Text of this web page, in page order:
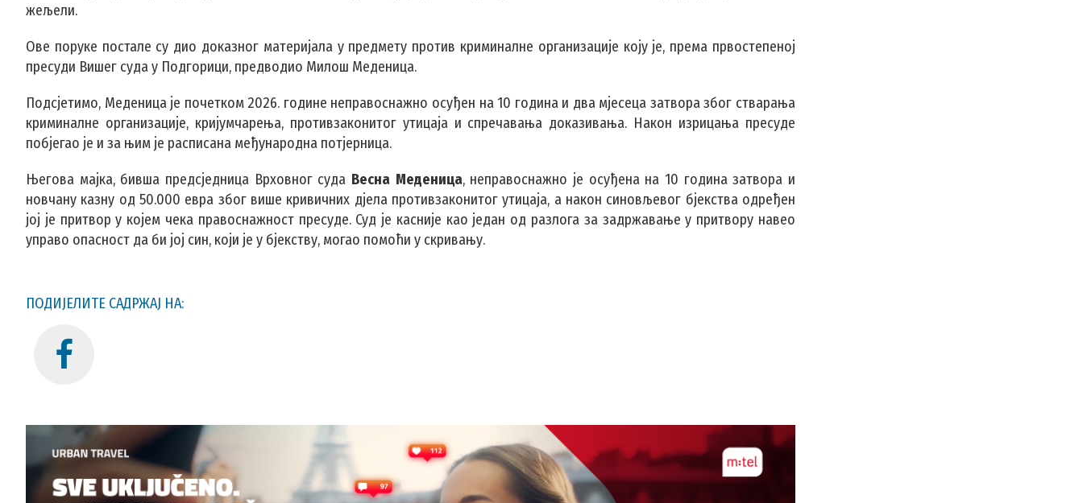
жељели.
Ове поруке постале су дио доказног материјала у предмету против криминалне организације коју је, према првостепеној
пресуди Вишег суда у Подгорици, предводио Милош Меденица.
Подсјетимо, Меденица је почетком 2026. године неправоснажно осуђен на 10 година и два мјесеца затвора због стварања
криминалне организације, кријумчарења, противзаконитог утицаја и спречавања доказивања. Након изрицања пресуде
побјегао је и за њим је расписана међународна потјерница.
Његова мајка, бивша предсједница Врховног суда Весна Меденица, неправоснажно је осуђена на 10 година затвора и
новчану казну од 50.000 евра због више кривичних дјела противзаконитог утицаја, а након синовљевог бјекства одређен
јој је притвор у којем чека правоснажност пресуде. Суд је касније као један од разлога за задржавање у притвору навео
управо опасност да би јој син, који је у бјекству, могао помоћи у скривању.
ПОДИЈЕЛИТЕ САДРЖАЈ НА: